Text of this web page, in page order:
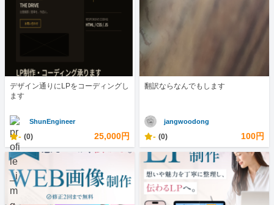
デザイン通りにLPをコーディングし
ます
ShunEngineer
- (0) 25,000円
翻訳ならなんでもします
jangwoodong
- (0) 100円